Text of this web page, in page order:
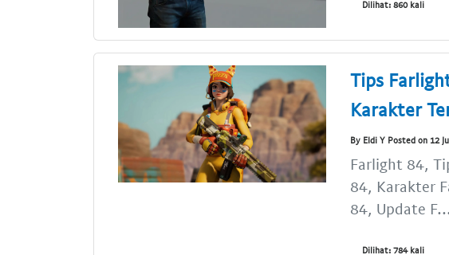
Dilihat: 860 kali
Tips
Karakter
By Eldi Y Posted on 12
Farlight 84,
84, Karakter
84, Update
Dilihat: 784 kali